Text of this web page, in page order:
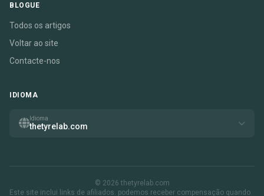
BLOGUE
Todos os artigos
Voltar ao site
Contacte-nos
IDIOMA
Idioma
thetyrelab.com
© 2026 thetyrelab.com
Este site inclui links de afiliados. podemos receber compensação quando